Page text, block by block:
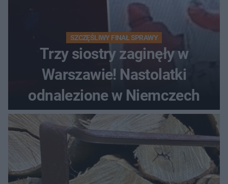
SZCZĘŚLIWY FINAŁ SPRAWY
Trzy siostry zaginęły w
Warszawie! Nastolatki
odnalezione w Niemczech